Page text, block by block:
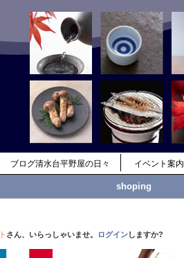
ブログ清水台平野屋の日々 イベント案内
shoping
さん、いらっしゃいませ。 ログインしますか?